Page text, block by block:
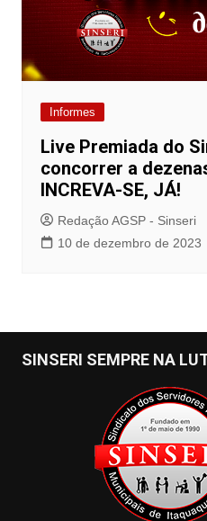
Informes
Live Premiada do
concorrer a
INCREVA-SE, JÁ!
Redação AGSP - Sinseri
10 de dezembro de 2023
SINSERI SEMPRE NA